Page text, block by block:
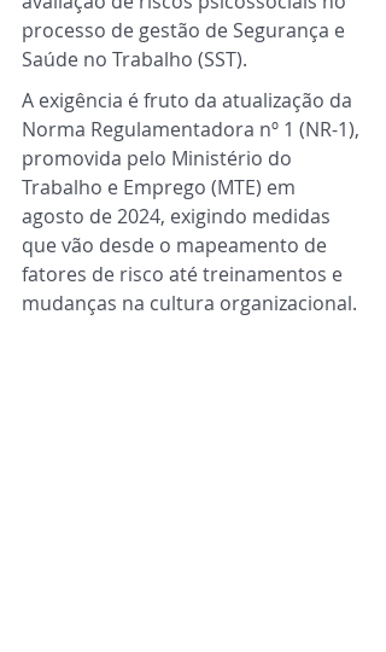
processo de gestão de Segurança e
Saúde no Trabalho (SST).
A exigência é fruto da atualização da
Norma Regulamentadora nº 1 (NR-1),
promovida pelo Ministério do
Trabalho e Emprego (MTE) em
agosto de 2024, exigindo medidas
que vão desde o mapeamento de
fatores de risco até treinamentos e
mudanças na cultura organizacional.